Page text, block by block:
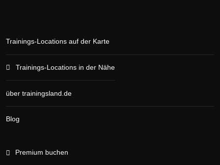
Trainings-Locations auf der Karte
Trainings-Locations in der Nähe
über trainingsland.de
Blog
Premium buchen